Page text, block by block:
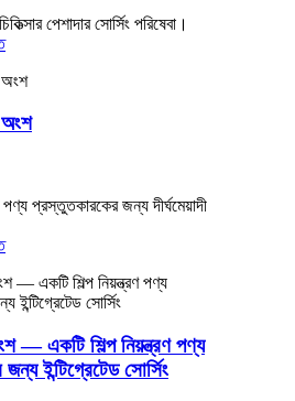
পেশাদার সোর্সিং পরিষেবা।
অংশ
পণ্য প্রস্তুতকারকের জন্য দীর্ঘমেয়াদী
— একটি শিল্প নিয়ন্ত্রণ পণ্য
ইন্টিগ্রেটেড সোর্সিং